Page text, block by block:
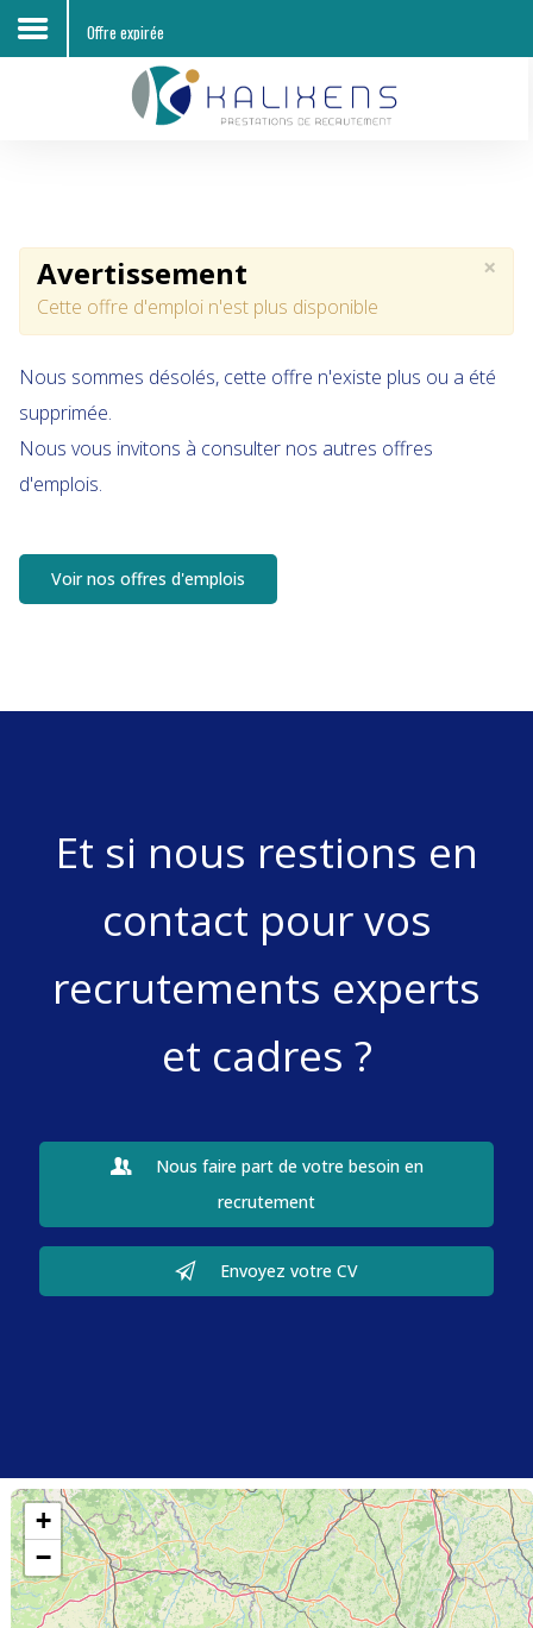
Entreprises
Candidats
Offres d'emploi
Contacts
Offre expirée
×
Avertissement
Cette offre d'emploi n'est plus disponible
Nous sommes désolés, cette offre n'existe plus ou a été
supprimée.
Nous vous invitons à consulter nos autres offres
d'emplois.
Voir nos offres d'emplois
Et si nous restions en
contact pour vos
recrutements experts
et cadres ?
Nous faire part de votre besoin en
recrutement
Envoyez votre CV
+
−